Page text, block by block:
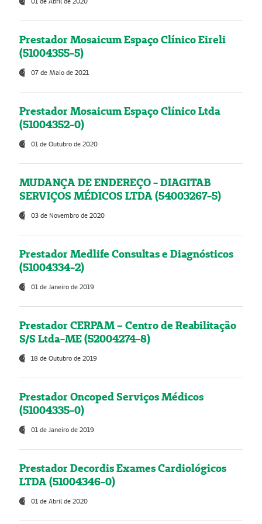
Prestador Mosaicum Espaço Clínico Eireli
(51004355-5)
07 de Maio de 2021
Prestador Mosaicum Espaço Clínico Ltda
(51004352-0)
01 de Outubro de 2020
MUDANÇA DE ENDEREÇO - DIAGITAB
SERVIÇOS MÉDICOS LTDA (54003267-5)
03 de Novembro de 2020
Prestador Medlife Consultas e Diagnósticos
(51004334-2)
01 de Janeiro de 2019
Prestador CERPAM – Centro de Reabilitação
S/S Ltda-ME (52004274-8)
18 de Outubro de 2019
Prestador Oncoped Serviços Médicos
(51004335-0)
01 de Janeiro de 2019
Prestador Decordis Exames Cardiológicos
LTDA (51004346-0)
01 de Abril de 2020